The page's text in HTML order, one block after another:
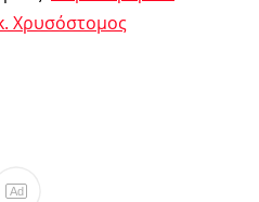
Χρυσόστομος
Ad